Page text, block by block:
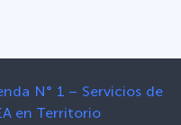
N° 1 – Servicios de
en Territorio